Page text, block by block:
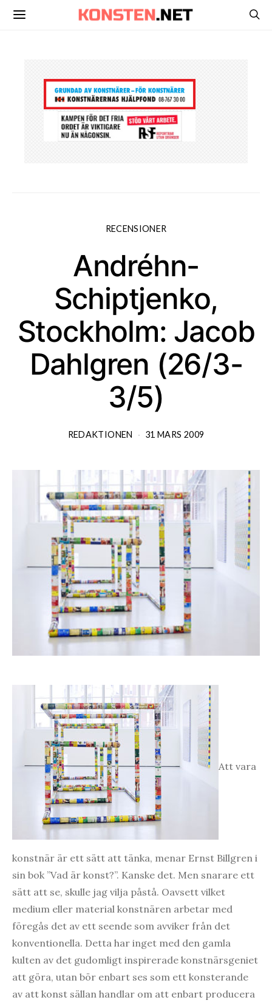
RECENSIONER
Andréhn-
Schiptjenko,
Stockholm: Jacob
Dahlgren (26/3-
3/5)
REDAKTIONEN 31 MARS 2009
Att vara
konstnär är ett sätt att tänka, menar Ernst Billgren i
sin bok ”Vad är konst?”. Kanske det. Men snarare ett
sätt att se, skulle jag vilja påstå. Oavsett vilket
medium eller material konstnären arbetar med
föregås det av ett seende som avviker från det
konventionella. Detta har inget med den gamla
kulten av det gudomligt inspirerade konstnärsgeniet
att göra, utan bör enbart ses som ett konsterande
av att konst sällan handlar om att enbart producera